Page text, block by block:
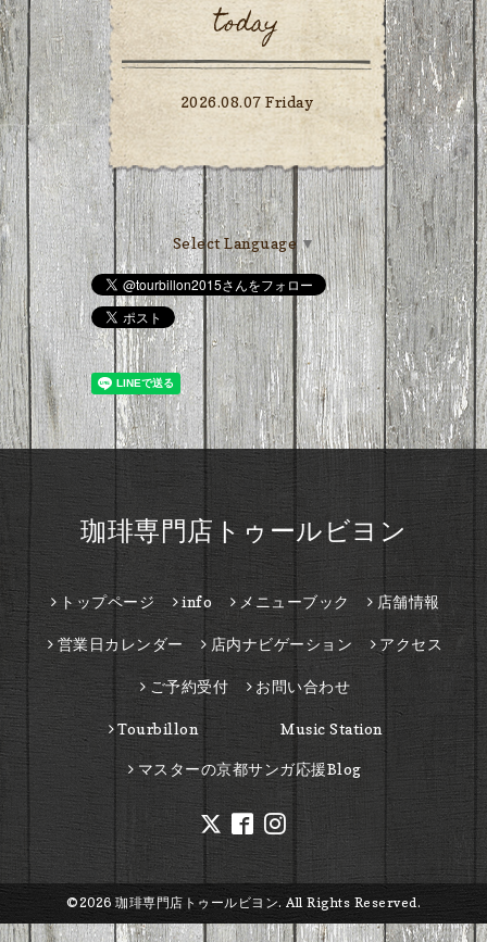
today
2026.08.07 Friday
Select Language ▼
珈琲専門店トゥールビヨン
トップページ info メニューブック 店舗情報
営業日カレンダー 店内ナビゲーション アクセス
ご予約受付 お問い合わせ
Tourbillon Music Station
マスターの京都サンガ応援Blog
©2026 珈琲専門店トゥールビヨン. All Rights Reserved.